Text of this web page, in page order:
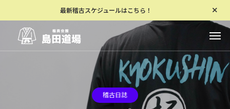
最新稽古スケジュールはこちら！
稽古日誌